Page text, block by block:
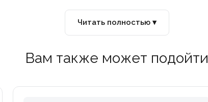
Читать полностью ▾
Вам также может подойти